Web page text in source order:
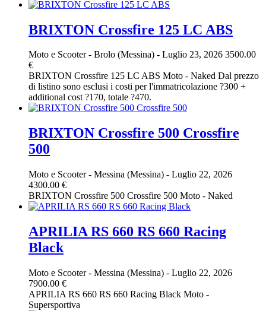
BRIXTON Crossfire 125 LC ABS
Moto e Scooter- Brolo (Messina) - Luglio 23, 2026 3500.00
€
BRIXTON Crossfire 125 LC ABS Moto - Naked Dal prezzo
di listino sono esclusi i costi per l'immatricolazione ?300 +
additional cost ?170, totale ?470.
BRIXTON Crossfire 500 Crossfire
500
Moto e Scooter- Messina (Messina) - Luglio 22, 2026
4300.00 €
BRIXTON Crossfire 500 Crossfire 500 Moto - Naked
APRILIA RS 660 RS 660 Racing
Black
Moto e Scooter- Messina (Messina) - Luglio 22, 2026
7900.00 €
APRILIA RS 660 RS 660 Racing Black Moto -
Supersportiva